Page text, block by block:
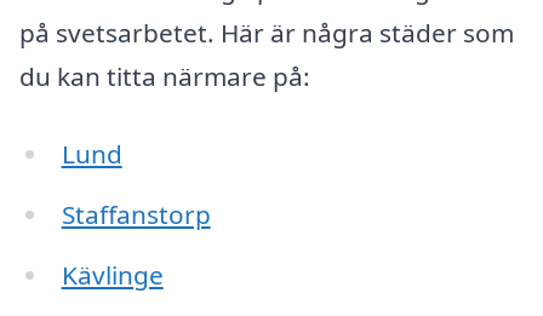
på svetsarbetet. Här är några städer som
du kan titta närmare på:
Lund
Staffanstorp
Kävlinge